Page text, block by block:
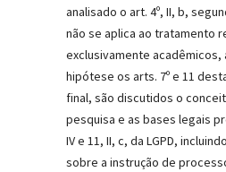
analisado o art. 4º, II, b,
não se aplica ao tratamento
exclusivamente acadêmicos,
hipótese os arts. 7º e 11
final, são discutidos o
pesquisa e as bases legais
IV e 11, II, c, da LGPD,
sobre a instrução de